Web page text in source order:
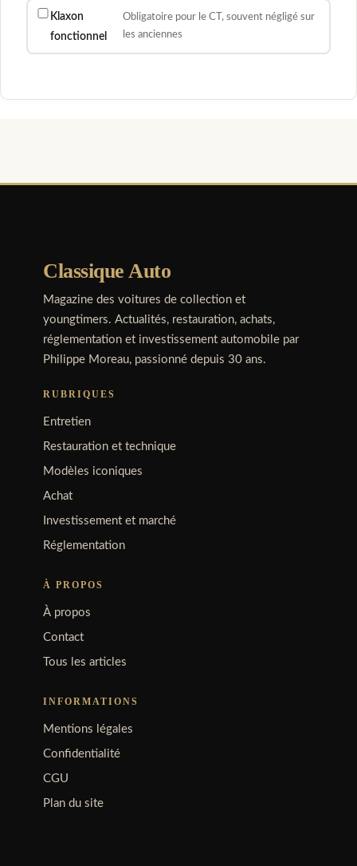
Klaxon
fonctionnel
Obligatoire pour le CT, souvent négligé sur
les anciennes
Classique Auto
Magazine des voitures de collection et
youngtimers. Actualités, restauration, achats,
réglementation et investissement automobile par
Philippe Moreau, passionné depuis 30 ans.
RUBRIQUES
Entretien
Restauration et technique
Modèles iconiques
Achat
Investissement et marché
Réglementation
À PROPOS
À propos
Contact
Tous les articles
INFORMATIONS
Mentions légales
Confidentialité
CGU
Plan du site